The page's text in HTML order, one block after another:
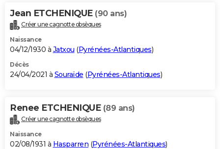
Jean ETCHENIQUE (90 ans)
Créer une cagnotte obsèques
Naissance
04/12/1930 à Jatxou (Pyrénées-Atlantiques)
Décès
24/04/2021 à Souraïde (Pyrénées-Atlantiques)
Renee ETCHENIQUE (89 ans)
Créer une cagnotte obsèques
Naissance
02/08/1931 à Hasparren (Pyrénées-Atlantiques)